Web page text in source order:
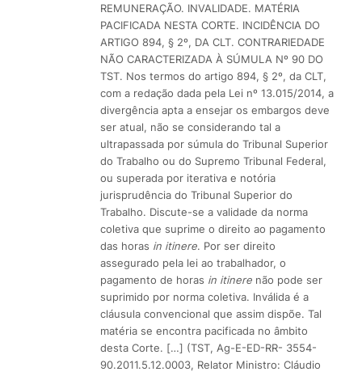
REMUNERAÇÃO. INVALIDADE. MATÉRIA
PACIFICADA NESTA CORTE. INCIDÊNCIA DO
ARTIGO 894, § 2º, DA CLT. CONTRARIEDADE
NÃO CARACTERIZADA À SÚMULA Nº 90 DO
TST. Nos termos do artigo 894, § 2º, da CLT,
com a redação dada pela Lei nº 13.015/2014, a
divergência apta a ensejar os embargos deve
ser atual, não se considerando tal a
ultrapassada por súmula do Tribunal Superior
do Trabalho ou do Supremo Tribunal Federal,
ou superada por iterativa e notória
jurisprudência do Tribunal Superior do
Trabalho. Discute-se a validade da norma
coletiva que suprime o direito ao pagamento
das horas in itinere. Por ser direito
assegurado pela lei ao trabalhador, o
pagamento de horas in itinerenão pode ser
suprimido por norma coletiva. Inválida é a
cláusula convencional que assim dispõe. Tal
matéria se encontra pacificada no âmbito
desta Corte. […] (TST, Ag-E-ED-RR- 3554-
90.2011.5.12.0003, Relator Ministro: Cláudio